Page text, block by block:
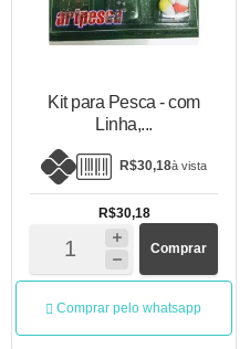
Kit para Pesca - com
Linha,...
R$30,18à vista
R$30,18
Comprar
Comprar pelo whatsapp